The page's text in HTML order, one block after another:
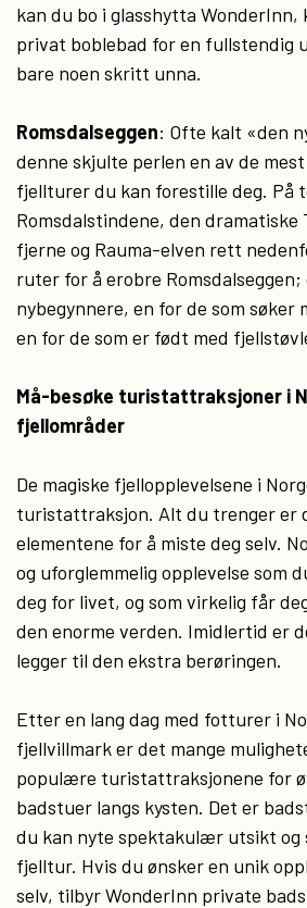
kan du bo i glasshytta
privat boblebad for en fullstendig
bare noen skritt unna.
Romsdalseggen: Ofte kalt «den
denne skjulte perlen en av de
fjellturer du kan forestille deg. På
Romsdalstindene, den dramatiske
fjerne og Rauma-elven rett
ruter for å erobre
nybegynnere, en for de som søker
en for de som er født med
Må-besøke turistattraksjoner i
fjellområder
De magiske fjellopplevelsene i
turistattraksjon. Alt du trenger er
elementene for å miste deg selv.
og uforglemmelig opplevelse som
deg for livet, og som virkelig får
den enorme verden. Imidlertid er
legger til den ekstra berøringen.
Etter en lang dag med fotturer i
fjellvillmark er det mange
populære turistattraksjonene for
badstuer langs kysten. Det er
du kan nyte spektakulær utsikt og
fjelltur. Hvis du ønsker en unik
selv, tilbyr WonderInn private